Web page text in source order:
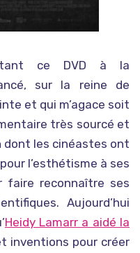
ce DVD à la
sur la reine de
et qui m’agace soit
très sourcé et
les cinéastes ont
l’esthétisme à ses
faire reconnaître ses
Aujourd’hui
Heidy Lamarr a aidé la
inventions pour créer